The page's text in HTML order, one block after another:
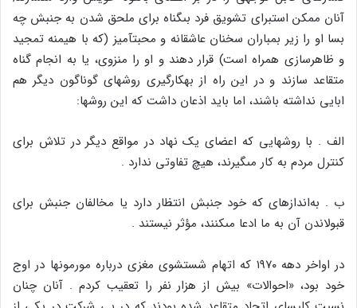
آنان ممکن است‏براى تشویق فرد بى‏گناه براى ملحق شدن به جنبش چه
بسا او را زیر بمباران سخنان عاشقانه و محبت‏آمیز (که با هیمنه تمجید
و ظاهرسازى همراه است) قرار دهند و او را منزوى، یا به انجام گناه
متقاعد سازند و در این راه از به‏کارگیرى روش‏هاى گوناگون دیگر هم
ابایى نداشته باشند، اما باید اذعان داشت که این روش‏ها:
الف . با روش‏هایى که اعضاى یک نهاد در مواقع دیگر در تلاش براى
کنترل مردم به کار مى‏گیرند، هیچ تفاوتى ندارد .
ب . به‌اندازه‏اى که خود جنبش انتظار دارد یا مخالفان جنبش براى
قبولاندن آن به ما ادعا مى‏کنند، مؤثر نیستند .
در اواخر دهه ۱۹۷۰ که اتهام شستشوى مغزى درباره مورمون‏ها در اوج
خود بود، «احوالات‏» بیش از هزار نفر را تعقیب کردم . آنان چنان